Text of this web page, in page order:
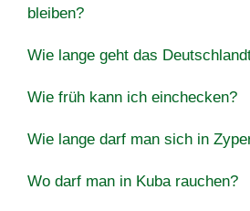
bleiben?
Wie lange geht das
Wie früh kann ich einchecken?
Wie lange darf man sich in
Wo darf man in Kuba rauchen?